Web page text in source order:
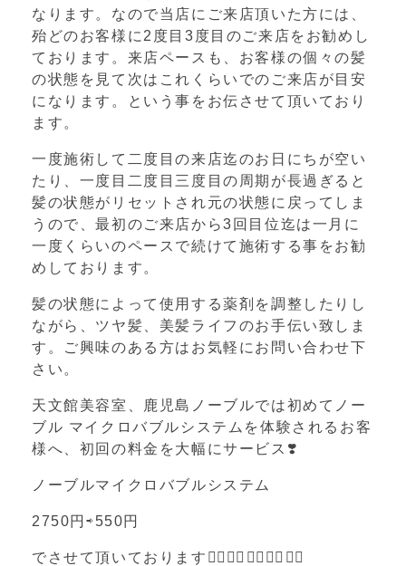
なります。なので当店にご来店頂いた方には、
殆どのお客様に 2 度目3 度目のご来店をお勧めし
ております。来店ペースも、お客様の個々の髪
の状態を見て次はこれくらいでのご来店が目安
になります。という事をお伝させて頂いており
ます。
一度施術して二度目の来店迄のお日にちが空い
たり、一度目二度目三度目の周期が長過ぎると
髪の状態がリセットされ元の状態に戻ってしま
うので、最初のご来店から3 回目位迄は一月に
一度くらいのペースで続けて施術する事をお勧
めしております。
髪の状態によって使用する薬剤を調整したりし
ながら、ツヤ髪、美髪ライフのお手伝い致しま
す。ご興味のある方はお気軽にお問い合わせ下
さい。
天文館美容室、鹿児島ノーブルでは初めてノー
ブル マイクロバブルシステムを体験されるお客
様へ、初回の料金を大幅にサービス ❣️
ノーブルマイクロバブルシステム
2750円⇨550円
でさせて頂いております 💁‍♀️💁‍♀️💁‍♀️💁‍♂️💁‍♂️